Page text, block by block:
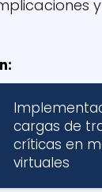
cargas de
críticas en
virtuales